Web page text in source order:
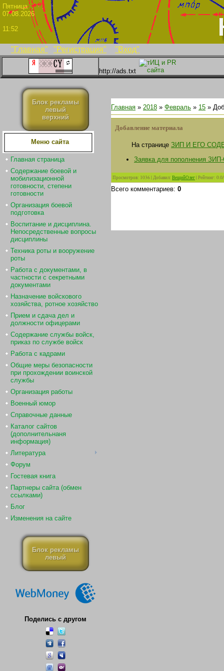
"Главная" "Регистрация" "Вход"
07.08.2026
11:52
http://ads.txt
Блок рекламы
левый
верхний
Меню сайта
Главная страница
Содержание боевой и
мобилизационной
готовности, степени
готовности
Организация боевой
подготовка
Воспитание и дисциплина.
Непосредственные вопросы
дисциплины
Техника роты и вооружение
роты
Работа с документами, в
частности с секретными
документами
Назначение войскового
хозяйства, ротное хозяйство
Прием и сдача дел и
должности офицерами
Содержание службы войск,
приказ по службе войск
Работа с кадрами
Общие меры безопасности
при прохождении воинской
службы
Организация работы
Военный юмор
Справочные данные
Каталог сайтов
(дополнительнаня
информация)
Литература
Форум
Гостевая книга
Партнеры сайта (обмен
ссылками)
Блог
Изменения на сайте
Блок рекламы
левый
Поделись с другом
Главная » 2018 » Февраль » 15 »
Добавление материала
На странице ЗИП И ЕГО
Заявка для пополнения
Просмотров: 1036|Добавил: ВещийОлег|Рейтинг: 0.0/
Всего комментариев: 0